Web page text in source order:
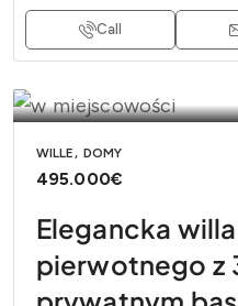
Call
WILLE, DOMY
495.000€
Elegancka
pierwotnego z